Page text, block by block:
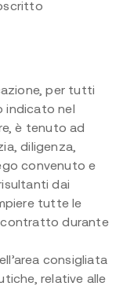
per tutti
indicato nel
è tenuto ad
diligenza,
convenuto e
dai
tutte le
contratto durante
consigliata
relative alle